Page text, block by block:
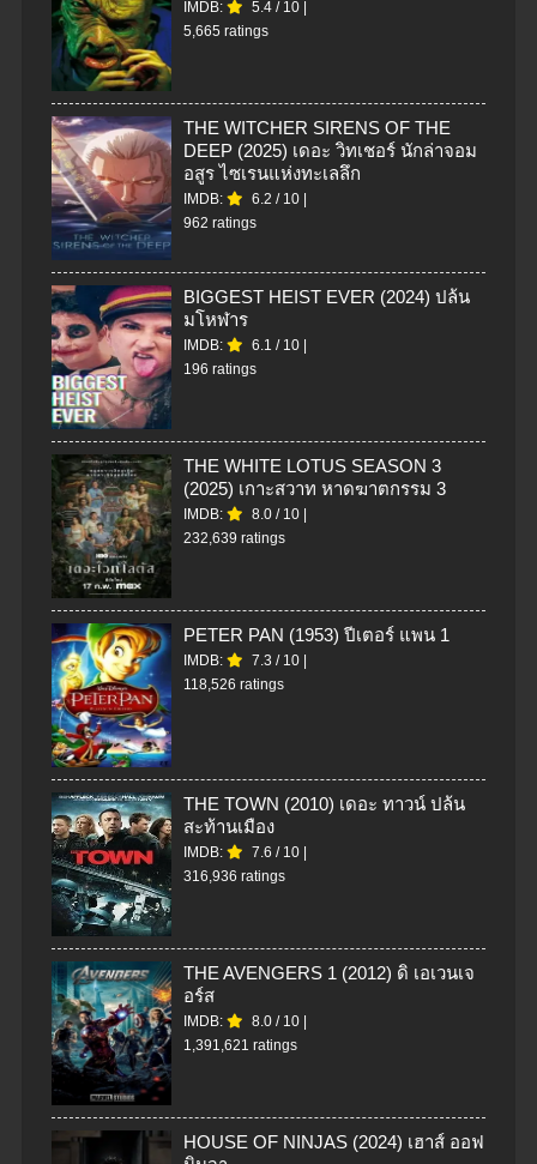
IMDB: 5.4 / 10
5,665 ratings
THE WITCHER SIRENS OF THE
DEEP (2025) เดอะ วิทเชอร์ นักล่าจอม
อสูร ไซเรนแห่งทะเลลึก
IMDB: 6.2 / 10
962 ratings
BIGGEST HEIST EVER (2024) ปล้น
มโหฬาร
IMDB: 6.1 / 10
196 ratings
THE WHITE LOTUS SEASON 3
(2025) เกาะสวาท หาดฆาตกรรม 3
IMDB: 8.0 / 10
232,639 ratings
PETER PAN (1953) ปีเตอร์ แพน 1
IMDB: 7.3 / 10
118,526 ratings
THE TOWN (2010) เดอะ ทาวน์ ปล้น
สะท้านเมือง
IMDB: 7.6 / 10
316,936 ratings
THE AVENGERS 1 (2012) ดิ เอเวนเจ
อร์ส
IMDB: 8.0 / 10
1,391,621 ratings
HOUSE OF NINJAS (2024) เฮาส์ ออฟ